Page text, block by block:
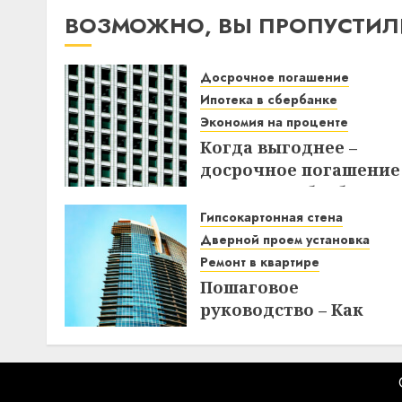
ВОЗМОЖНО, ВЫ
Досрочное погашение
Ипотека в сбербанке
Экономия на проценте
Когда выгоднее –
досрочное погашение
ипотеки в Сбербанке
до или после дня
списания? Узнайте все
нюансы!
18.12.2025
Гипсокартонная стена
Дверной проем установка
Ремонт в квартире
Пошаговое
руководство – Как